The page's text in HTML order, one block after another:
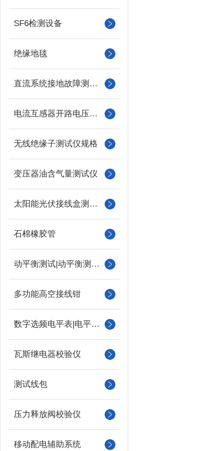
SF6检测设备
绝缘地毯
直流系统接地故障测试仪
电流互感器开路电压测试仪
无线绝缘子测试仪规格
变压器油含气量测试仪
太阳能光伏接线盒测试仪
石棉橡胶管
动平衡测试|动平衡测量仪
多功能高空接线钳
数字选频电平表|电平振荡器
瓦斯继电器校验仪
测试线包
压力释放阀校验仪
移动配电辅助系统